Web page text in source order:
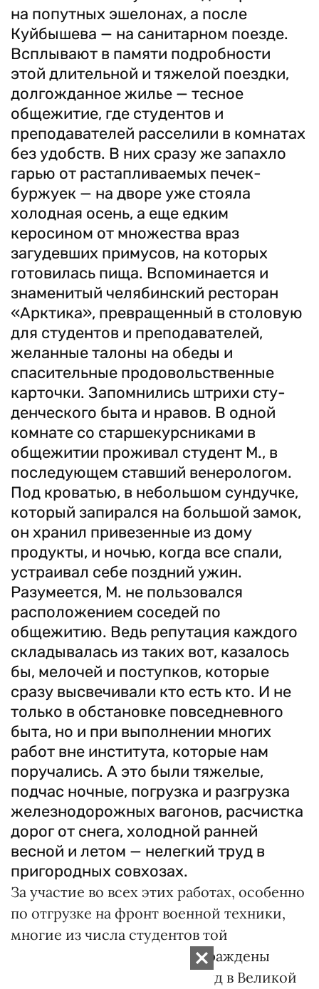
на попутных эшелонах, а после
Куйбышева — на санитарном поезде.
Всплывают в памяти подробности
этой длитель­ной и тяжелой поездки,
долгожданное жилье — тесное
общежитие, где студентов и
преподавателей расселили в комнатах
без удобств. В них сразу же запахло
гарью от растапливаемых печек-
буржуек — на дворе уже стояла
холодная осень, а еще едким
керосином от множества враз
загудевших примусов, на которых
готовилась пища. Вспоминается и
знаменитый челябинский ресторан
«Арктика», превращенный в столовую
для студентов и преподавателей,
желанные талоны на обеды и
спасительные продовольственные
карточки. Запомнились штрихи сту­
денческого быта и нравов. В одной
комнате со старшекурсниками в
общежитии проживал студент М., в
последующем ставший венерологом.
Под кроватью, в небольшом сундучке,
который запирался на большой замок,
он хранил привезенные из дому
продукты, и ночью, когда все спали,
устраивал себе поздний ужин.
Разумеется, М. не пользовался
расположением соседей по
общежитию. Ведь репутация каждого
складывалась из таких вот, казалось
бы, мелочей и поступков, которые
сразу высвечивали кто есть кто. И не
только в обстановке повседневного
быта, но и при выполнении многих
работ вне института, которые нам
поручались. А это были тяжелые,
подчас ночные, погрузка и разгрузка
железнодорожных вагонов, расчистка
дорог от снега, холодной ранней
весной и летом — нелегкий труд в
пригородных совхозах.
За участие во всех этих работах, особенно
по отгрузке на фронт военной техники,
многие из числа студентов той
челябинской поры были награждены
медалью «За доблестный труд в Ве­ликой